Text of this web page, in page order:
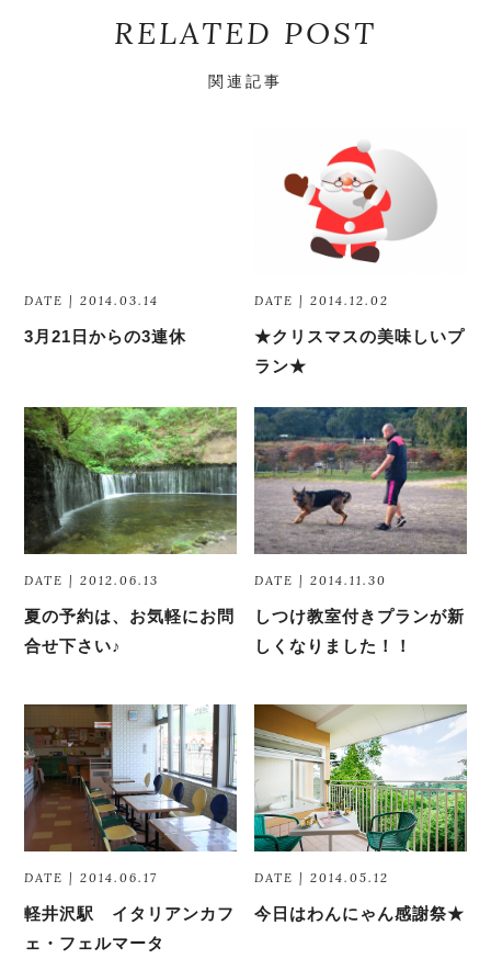
RELATED POST
関連記事
DATE | 2014.03.14
3月21日からの3連休
DATE | 2014.12.02
★クリスマスの美味しいプ
ラン★
DATE | 2012.06.13
夏の予約は、お気軽にお問
合せ下さい♪
DATE | 2014.11.30
しつけ教室付きプランが新
しくなりました！！
DATE | 2014.06.17
軽井沢駅 イタリアンカフ
ェ・フェルマータ
DATE | 2014.05.12
今日はわんにゃん感謝祭★